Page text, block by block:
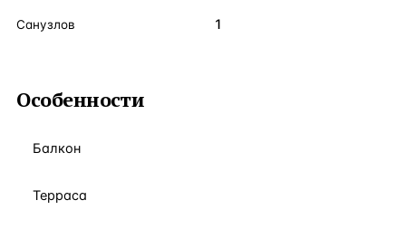
Санузлов 1
Особенности
Балкон
Терраса